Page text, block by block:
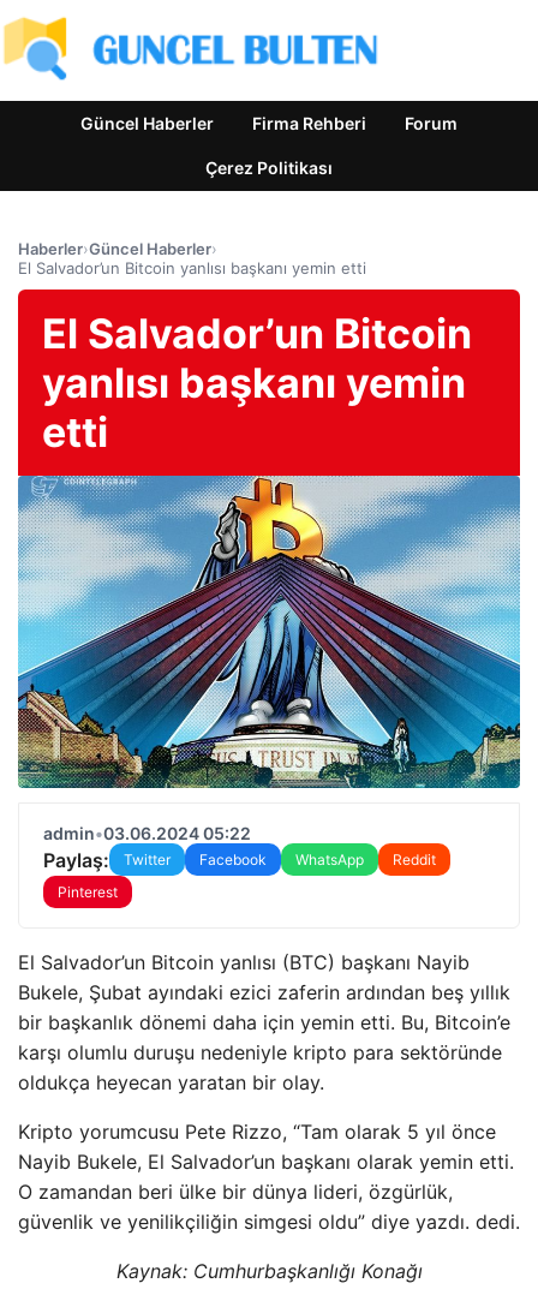
Güncel Haberler Firma Rehberi Forum
Çerez Politikası
Haberler›Güncel Haberler›
El Salvador’un Bitcoin yanlısı başkanı yemin etti
El Salvador’un Bitcoin
yanlısı başkanı yemin
etti
admin•03.06.2024 05:22
Paylaş: Twitter Facebook WhatsApp
Reddit
Pinterest
El Salvador’un Bitcoin yanlısı (BTC) başkanı Nayib
Bukele, Şubat ayındaki ezici zaferin ardından beş yıllık
bir başkanlık dönemi daha için yemin etti. Bu, Bitcoin’e
karşı olumlu duruşu nedeniyle kripto para sektöründe
oldukça heyecan yaratan bir olay.
Kripto yorumcusu Pete Rizzo, “Tam olarak 5 yıl önce
Nayib Bukele, El Salvador’un başkanı olarak yemin etti.
O zamandan beri ülke bir dünya lideri, özgürlük,
güvenlik ve yenilikçiliğin simgesi oldu” diye yazdı. dedi.
Kaynak: Cumhurbaşkanlığı Konağı